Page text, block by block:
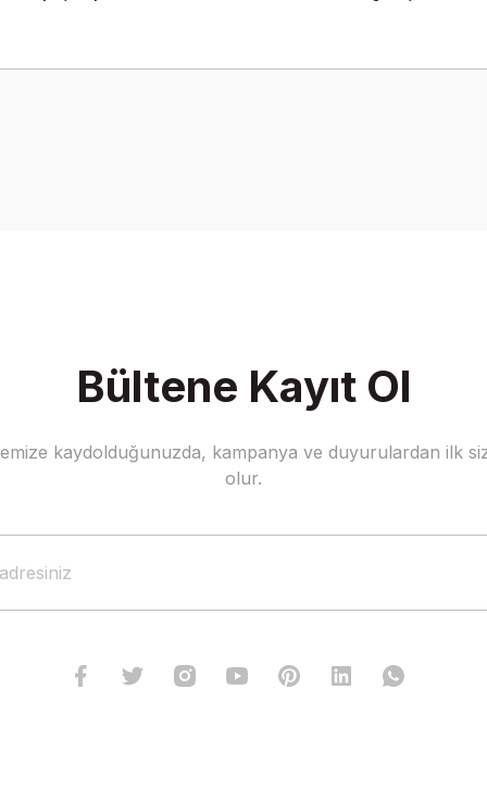
Gönder
Bültene Kayıt Ol
kaydolduğunuzda, kampanya ve duyurulardan ilk
olur.